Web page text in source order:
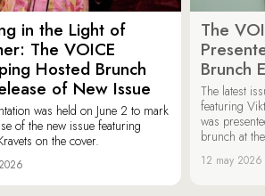
in the Light of
The VOICE
Hosted Brunch
of New Issue
was held on June 2 to mark
of the new issue featuring
on the cover.
The
Brunch
The latest
featuring
was
brunch at
12 may 2026